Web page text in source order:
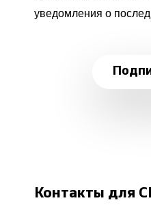
уведомления о
Контакты для